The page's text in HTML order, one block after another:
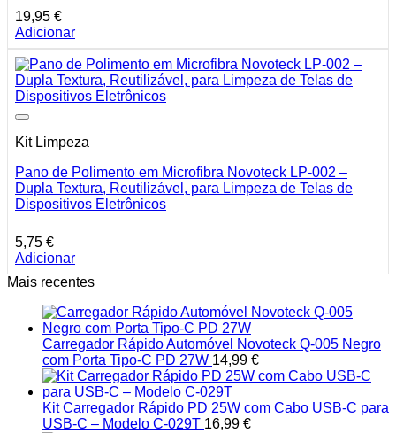
19,95 €
Adicionar
Kit Limpeza
Pano de Polimento em Microfibra Novoteck LP-002 –
Dupla Textura, Reutilizável, para Limpeza de Telas de
Dispositivos Eletrônicos
5,75 €
Adicionar
Mais recentes
Carregador Rápido Automóvel Novoteck Q-005 Negro
com Porta Tipo-C PD 27W 14,99 €
Kit Carregador Rápido PD 25W com Cabo USB-C para
USB-C – Modelo C-029T 16,99 €